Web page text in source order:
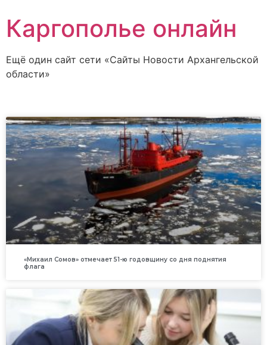
Каргополье онлайн
Ещё один сайт сети «Сайты Новости Архангельской
области»
«Михаил Сомов» отмечает 51-ю годовщину со дня поднятия
флага